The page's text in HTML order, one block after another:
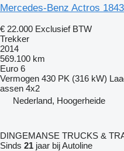
Mercedes-Benz Actros
€ 22.000 Exclusief BTW
Trekker
2014
569.100 km
Euro 6
Vermogen 430 PK (316 kW)
assen 4x2
Nederland, Hoogerheide
DINGEMANSE TRUCKS &
Sinds 21 jaar bij Autoline